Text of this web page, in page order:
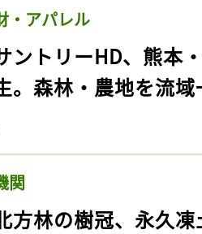
・アパレル
ントリーHD、熊本
。森林・農地を流
関
方林の樹冠、永久
お気に入りに